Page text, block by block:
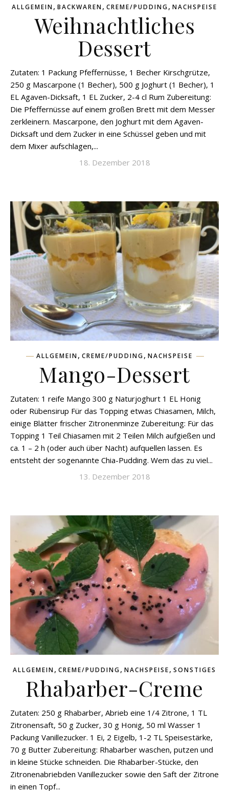
ALLGEMEIN, BACKWAREN, CREME/PUDDING, NACHSPEISE
Weihnachtliches
Dessert
Zutaten: 1 Packung Pfeffernüsse, 1 Becher Kirschgrütze,
250 g Mascarpone (1 Becher), 500 g Joghurt (1 Becher), 1
EL Agaven-Dicksaft, 1 EL Zucker, 2-4 cl Rum Zubereitung:
Die Pfeffernüsse auf einem großen Brett mit dem Messer
zerkleinern. Mascarpone, den Joghurt mit dem Agaven-
Dicksaft und dem Zucker in eine Schüssel geben und mit
dem Mixer aufschlagen,...
18. Dezember 2018
ALLGEMEIN, CREME/PUDDING, NACHSPEISE
Mango-Dessert
Zutaten: 1 reife Mango 300 g Naturjoghurt 1 EL Honig
oder Rübensirup Für das Topping etwas Chiasamen, Milch,
einige Blätter frischer Zitronenminze Zubereitung: Für das
Topping 1 Teil Chiasamen mit 2 Teilen Milch aufgießen und
ca. 1 – 2 h (oder auch über Nacht) aufquellen lassen. Es
entsteht der sogenannte Chia-Pudding. Wem das zu viel...
13. Dezember 2018
ALLGEMEIN, CREME/PUDDING, NACHSPEISE, SONSTIGES
Rhabarber-Creme
Zutaten: 250 g Rhabarber, Abrieb eine 1/4 Zitrone, 1 TL
Zitronensaft, 50 g Zucker, 30 g Honig, 50 ml Wasser 1
Packung Vanillezucker. 1 Ei, 2 Eigelb, 1-2 TL Speisestärke,
70 g Butter Zubereitung: Rhabarber waschen, putzen und
in kleine Stücke schneiden. Die Rhabarber-Stücke, den
Zitronenabriebden Vanillezucker sowie den Saft der Zitrone
in einen Topf...